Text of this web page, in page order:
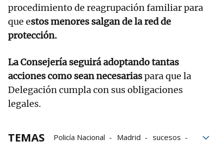
procedimiento de reagrupación familiar para
que estos menores salgan de la red de
protección.
La Consejería seguirá adoptando tantas
acciones como sean necesariaspara que la
Delegación cumpla con sus obligaciones
legales.
TEMAS Policía Nacional Madrid
sucesos